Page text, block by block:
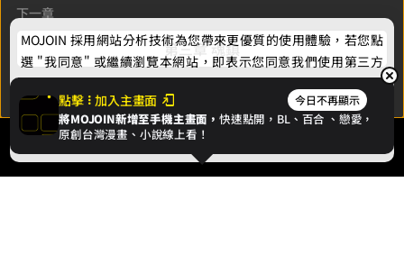
下一章
第三章 魂鎮
點擊 加入主畫面 今日不再顯示
將MOJOIN新增至手機主畫面，快速點開，BL、 百合 、戀愛，
原創台灣漫畫、小說線上看！
MOJOIN 採用網站分析技術為您帶來更優質的使用體驗，若您點
選 "我同意" 或繼續瀏覽本網站，即表示您同意我們使用第三方
Cookie，欲瞭解更多資訊請見隱私權政策。
我同意